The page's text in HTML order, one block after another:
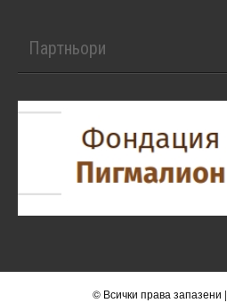
Партньори
© Всички права запазени |